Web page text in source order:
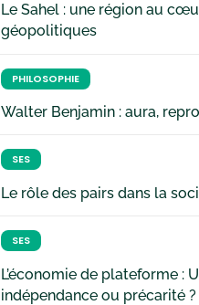
Le Sahel : une région au
géopolitiques
PHILOSOPHIE
Walter Benjamin : aura,
SES
Le rôle des pairs dans la
SES
L’économie de plateforme :
indépendance ou précarité ?